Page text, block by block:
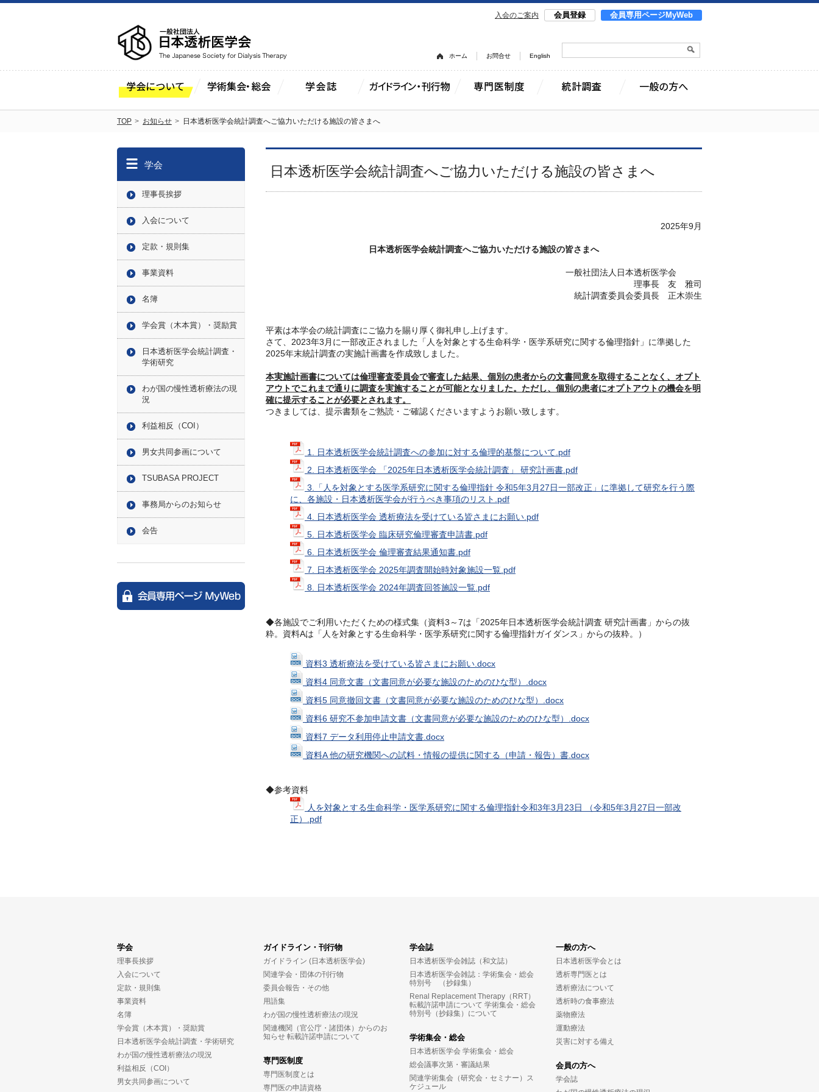
入会のご案内 会員登録 会員専用ページMyWeb
ホーム お問合せ English
TOP お知らせ 日本透析医学会統計調査へご協力いただける施設の皆さまへ
学会
理事長挨拶
入会について
定款・規則集
事業資料
名簿
学会賞（木本賞）・奨励賞
日本透析医学会統計調査・
学術研究
わが国の慢性透析療法の現
況
利益相反（COI）
男女共同参画について
TSUBASA PROJECT
事務局からのお知らせ
会告
日本透析医学会統計調査へご協力いただける施設の皆さまへ
2025年9月
日本透析医学会統計調査へご協力いただける施設の皆さまへ
一般社団法人日本透析医学会
理事長 友 雅司
統計調査委員会委員長 正木崇生
平素は本学会の統計調査にご協力を賜り厚く御礼申し上げます。
さて、2023年3月に一部改正されました「人を対象とする生命科学・医学系研究に関する倫理指針」に準拠した
2025年末統計調査の実施計画書を作成致しました。
本実施計画書については倫理審査委員会で審査した結果、個別の患者からの文書同意を取得することなく、オプト
アウトでこれまで通りに調査を実施することが可能となりました。ただし、個別の患者にオプトアウトの機会を明
確に提示することが必要とされます。
つきましては、提示書類をご熟読・ご確認くださいますようお願い致します。
1. 日本透析医学会統計調査への参加に対する倫理的基盤について.pdf
2. 日本透析医学会 「2025年日本透析医学会統計調査」 研究計画書.pdf
3.「人を対象とする医学系研究に関する倫理指針 令和5年3月27日一部改正」に準拠して研究を行う際
に、各施設・日本透析医学会が行うべき事項のリスト.pdf
4. 日本透析医学会 透析療法を受けている皆さまにお願い.pdf
5. 日本透析医学会 臨床研究倫理審査申請書.pdf
6. 日本透析医学会 倫理審査結果通知書.pdf
7. 日本透析医学会 2025年調査開始時対象施設一覧.pdf
8. 日本透析医学会 2024年調査回答施設一覧.pdf
◆各施設でご利用いただくための様式集（資料3～7は「2025年日本透析医学会統計調査 研究計画書」からの抜
粋。資料Aは「人を対象とする生命科学・医学系研究に関する倫理指針ガイダンス」からの抜粋。）
資料3 透析療法を受けている皆さまにお願い.docx
資料4 同意文書（文書同意が必要な施設のためのひな型）.docx
資料5 同意撤回文書（文書同意が必要な施設のためのひな型）.docx
資料6 研究不参加申請文書（文書同意が必要な施設のためのひな型）.docx
資料7 データ利用停止申請文書.docx
資料A 他の研究機関への試料・情報の提供に関する（申請・報告）書.docx
◆参考資料
人を対象とする生命科学・医学系研究に関する倫理指針令和3年3月23日 （令和5年3月27日一部改
正）.pdf
学会
理事長挨拶
入会について
定款・規則集
事業資料
名簿
学会賞（木本賞）・奨励賞
日本透析医学会統計調査・学術研究
わが国の慢性透析療法の現況
利益相反（COI）
男女共同参画について
ガイドライン・刊行物
ガイドライン (日本透析医学会)
関連学会・団体の刊行物
委員会報告・その他
用語集
わが国の慢性透析療法の現況
関連機関（官公庁・諸団体）からのお
知らせ 転載許諾申請について
専門医制度
専門医制度とは
専門医の申請資格
学会誌
日本透析医学会雑誌（和文誌）
日本透析医学会雑誌：学術集会・総会
特別号 （抄録集）
Renal Replacement Therapy（RRT）
転載許諾申請について 学術集会・総会
特別号（抄録集）について
学術集会・総会
日本透析医学会 学術集会・総会
総会議事次第・審議結果
関連学術集会（研究会・セミナー）ス
ケジュール
一般の方へ
日本透析医学会とは
透析専門医とは
透析療法について
透析時の食事療法
薬物療法
運動療法
災害に対する備え
会員の方へ
学会誌